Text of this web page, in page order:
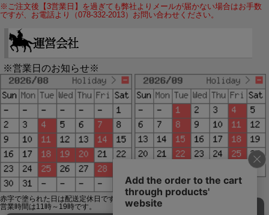
※ご注文後【3営業日】を過ぎても弊社よりメールが届かない場合はお手数
ですが、お電話より（078-332-2013）お問い合わせください。
※営業日のお知らせ※
赤字で塗られた日は配送定休日です。
営業時間は11時～19時です。